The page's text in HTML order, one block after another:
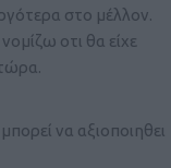
στο μέλλον.
οτι θα είχε
να αξιοποιηθει